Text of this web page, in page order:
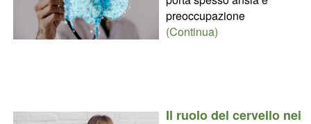
preoccupazione
(Continua)
Il ruolo del cervello nei